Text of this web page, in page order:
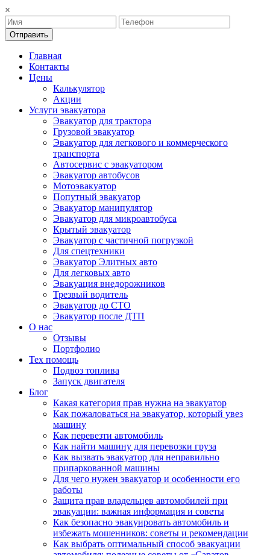
×
Отправить
Главная
Контакты
Цены
Калькулятор
Акции
Услуги эвакуатора
Эвакуатор для трактора
Грузовой эвакуатор
Эвакуатор для легкового и коммерческого
транспорта
Автосервис с эвакуатором
Эвакуатор автобусов
Мотоэвакуатор
Попутный эвакуатор
Эвакуатор манипулятор
Эвакуатор для микроавтобуса
Крытый эвакуатор
Эвакуатор с частичной погрузкой
Для спецтехники
Эвакуатор Элитных авто
Для легковых авто
Эвакуация внедорожников
Трезвый водитель
Эвакуатор до СТО
Эвакуатор после ДТП
О нас
Отзывы
Портфолио
Тех помощь
Подвоз топлива
Запуск двигателя
Блог
Какая категория прав нужна на эвакуатор
Как пожаловаться на эвакуатор, который увез
машину
Как перевезти автомобиль
Как найти машину для перевозки груза
Как вызвать эвакуатор для неправильно
припаркованной машины
Для чего нужен эвакуатор и особенности его
работы
Защита прав владельцев автомобилей при
эвакуации: важная информация и советы
Как безопасно эвакуировать автомобиль и
избежать мошенников: советы и рекомендации
Как выбрать оптимальный способ эвакуации